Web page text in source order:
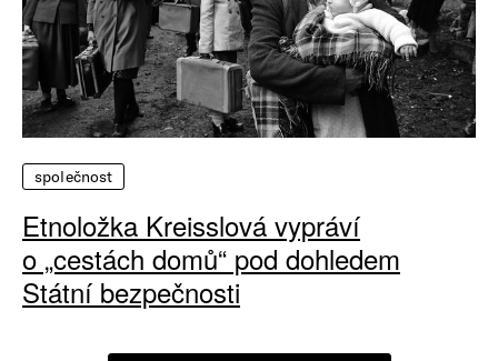
společnost
Etnoložka Kreisslová vypráví
o „cestách domů“ pod dohledem
Státní bezpečnosti